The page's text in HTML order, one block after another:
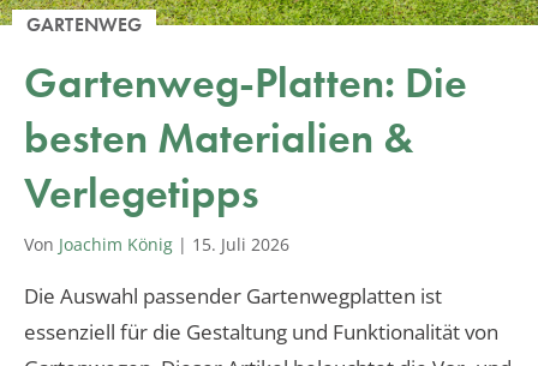
GARTENWEG
Gartenweg-Platten: Die
besten Materialien &
Verlegetipps
Von Joachim König | 15. Juli 2026
Die Auswahl passender Gartenwegplatten ist
essenziell für die Gestaltung und Funktionalität von